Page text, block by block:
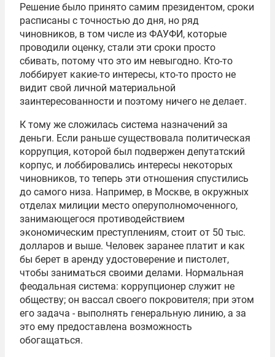
Решение было принято самим президентом, сроки
расписаны с точностью до дня, но ряд
чиновников, в том числе из ФАУФИ, которые
проводили оценку, стали эти сроки просто
сбивать, потому что это им невыгодно. Кто-то
лоббирует какие-то интересы, кто-то просто не
видит свой личной материальной
заинтересованности и поэтому ничего не делает.
К тому же сложилась система назначений за
деньги. Если раньше существовала политическая
коррупция, которой был подвержен депутатский
корпус, и лоббировались интересы некоторых
чиновников, то теперь эти отношения спустились
до самого низа. Например, в Москве, в окружных
отделах милиции место оперуполномоченного,
занимающегося противодействием
экономическим преступлениям, стоит от 50 тыс.
долларов и выше. Человек заранее платит и как
бы берет в аренду удостоверение и пистолет,
чтобы заниматься своими делами. Нормальная
феодальная система: коррупционер служит не
обществу; он вассал своего покровителя; при этом
его задача - выполнять генеральную линию, а за
это ему предоставлена возможность
обогащаться.